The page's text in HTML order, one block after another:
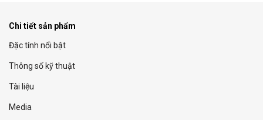
Chi tiết sản phẩm
Đặc tính nổi bật
Thông số kỹ thuật
Tài liệu
Media